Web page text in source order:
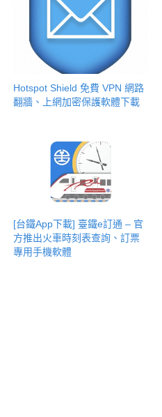
Hotspot Shield 免費 VPN 網路
翻牆、上網加密保護軟體下載
[台鐵App下載] 臺鐵e訂通 – 官
方推出火車時刻表查詢、訂票
專用手機軟體